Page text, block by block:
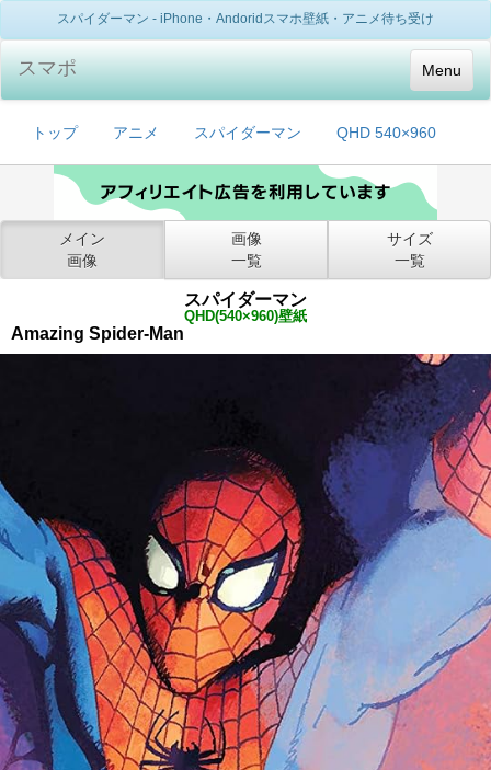
スパイダーマン - iPhone・Andoridスマホ壁紙・アニメ待ち受け
Menu
スマポ
トップ アニメ スパイダーマン QHD 540×960
メイン
画像
画像
一覧
サイズ
一覧
スパイダーマン
QHD(540×960)壁紙
Amazing Spider-Man